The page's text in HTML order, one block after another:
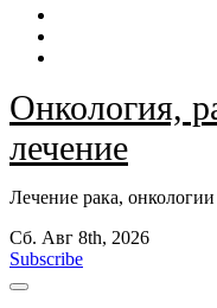
Онкология,
лечение
Лечение рака,
Сб. Авг 8th, 2026
Subscribe